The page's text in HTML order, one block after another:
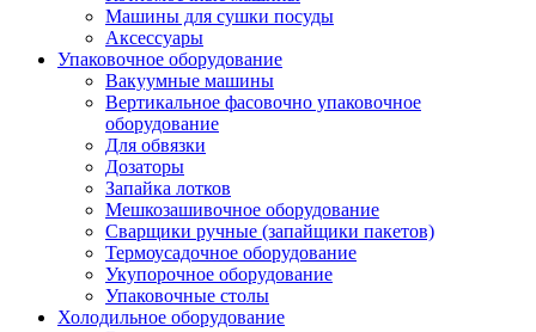
Машины для сушки посуды
Аксессуары
Упаковочное оборудование
Вакуумные машины
Вертикальное фасовочно упаковочное
оборудование
Для обвязки
Дозаторы
Запайка лотков
Мешкозашивочное оборудование
Сварщики ручные (запайщики пакетов)
Термоусадочное оборудование
Укупорочное оборудование
Упаковочные столы
Холодильное оборудование